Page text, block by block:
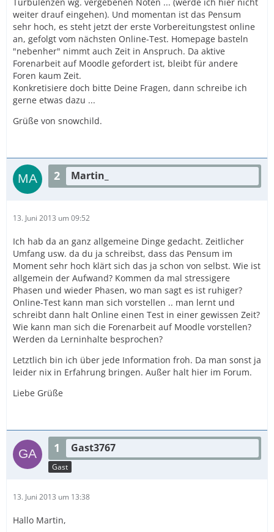
weiter drauf eingehen). Und momentan ist das Pensum
sehr hoch, es steht jetzt der erste Vorbereitungstest online
an, gefolgt vom nächsten Online-Test. Homepage basteln
"nebenher" nimmt auch Zeit in Anspruch. Da aktive
Forenarbeit auf Moodle gefordert ist, bleibt für andere
Foren kaum Zeit.
Konkretisiere doch bitte Deine Fragen, dann schreibe ich
gerne etwas dazu ...
Grüße von snowchild.
2 Martin_
13. Juni 2013 um 09:52
Ich hab da an ganz allgemeine Dinge gedacht. Zeitlicher
Umfang usw. da du ja schreibst, dass das Pensum im
Moment sehr hoch klärt sich das ja schon von selbst. Wie ist
allgemein der Aufwand? Kommen da mal stressigere
Phasen und wieder Phasen, wo man sagt es ist ruhiger?
Online-Test kann man sich vorstellen .. man lernt und
schreibt dann halt Online einen Test in einer gewissen Zeit?
Wie kann man sich die Forenarbeit auf Moodle vorstellen?
Werden da Lerninhalte besprochen?
Letztlich bin ich über jede Information froh. Da man sonst ja
leider nix in Erfahrung bringen. Außer halt hier im Forum.
Liebe Grüße
1 Gast3767
Gast
13. Juni 2013 um 13:38
Hallo Martin,